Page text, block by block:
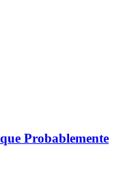
Probablemente